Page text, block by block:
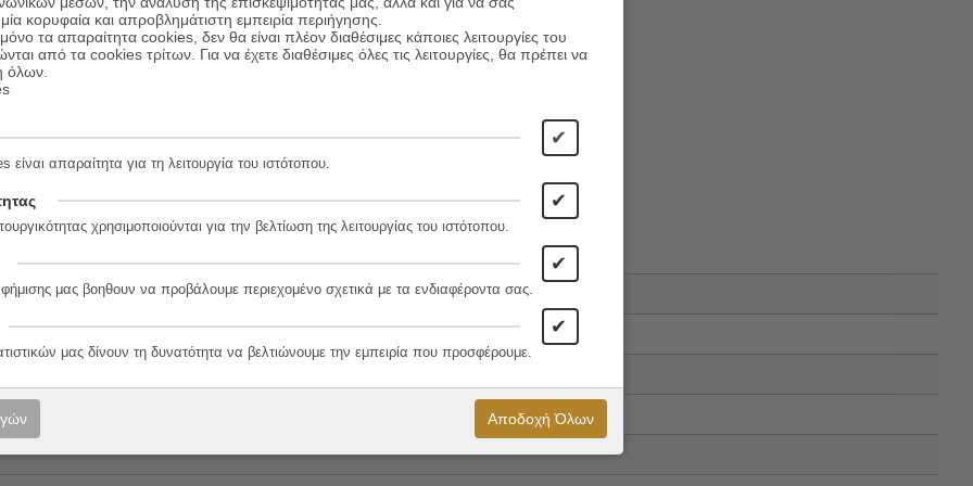
ανάσα…
9
κορυφαία και απροβλημάτιστη εμπειρία περιήγησης.
τα απαραίτητα cookies, δεν θα είναι πλέον διαθέσιμες κάποιες λειτουργίες του
από τα cookies τρίτων. Για να έχετε διαθέσιμες όλες τις λειτουργίες, θα πρέπει να
όλων.
✔
απαραίτητα για τη λειτουργία του ιστότοπου.
✔
χρησιμοποιούνται για την βελτίωση της λειτουργίας του ιστότοπου.
✔
μας βοηθουν να προβάλουμε περιεχομένο σχετικά με τα ενδιαφέροντα σας.
✔
μας δίνουν τη δυνατότητα να βελτιώνουμε την εμπειρία που προσφέρουμε.
Αποδοχή Όλων